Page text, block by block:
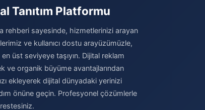
Tanıtım Platformu
rehberi sayesinde, hizmetlerinizi arayan
ve kullanıcı dostu arayüzümüzle,
en üst seviyeye taşıyın. Dijital reklam
organik büyüme avantajlarından
ekleyerek dijital dünyadaki yerinizi
önüne geçin. Profesyonel çözümlerle